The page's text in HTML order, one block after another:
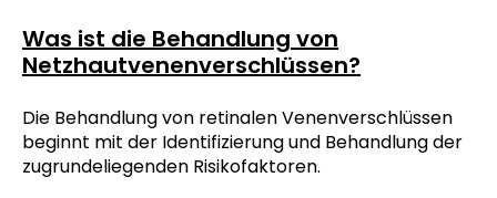
Was ist die Behandlung von
Netzhautvenenverschlüssen?
Die Behandlung von retinalen Venenverschlüssen
beginnt mit der Identifizierung und Behandlung der
zugrundeliegenden Risikofaktoren.